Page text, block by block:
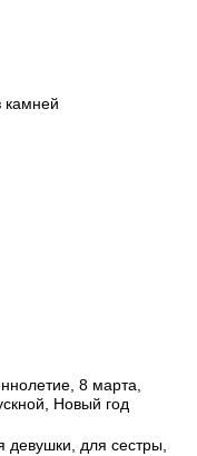
камней
8 марта,
Новый год
для сестры,